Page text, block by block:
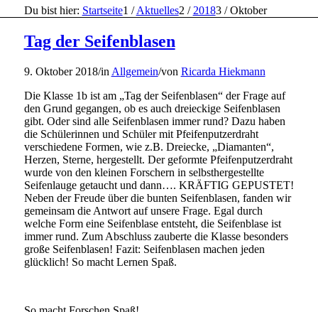
Du bist hier: Startseite1 / Aktuelles2 / 20183 / Oktober
Tag der Seifenblasen
9. Oktober 2018/in Allgemein/von Ricarda Hiekmann
Die Klasse 1b ist am „Tag der Seifenblasen“ der Frage auf
den Grund gegangen, ob es auch dreieckige Seifenblasen
gibt. Oder sind alle Seifenblasen immer rund? Dazu haben
die Schülerinnen und Schüler mit Pfeifenputzerdraht
verschiedene Formen, wie z.B. Dreiecke, „Diamanten“,
Herzen, Sterne, hergestellt. Der geformte Pfeifenputzerdraht
wurde von den kleinen Forschern in selbsthergestellte
Seifenlauge getaucht und dann…. KRÄFTIG GEPUSTET!
Neben der Freude über die bunten Seifenblasen, fanden wir
gemeinsam die Antwort auf unsere Frage. Egal durch
welche Form eine Seifenblase entsteht, die Seifenblase ist
immer rund. Zum Abschluss zauberte die Klasse besonders
große Seifenblasen! Fazit: Seifenblasen machen jeden
glücklich! So macht Lernen Spaß.